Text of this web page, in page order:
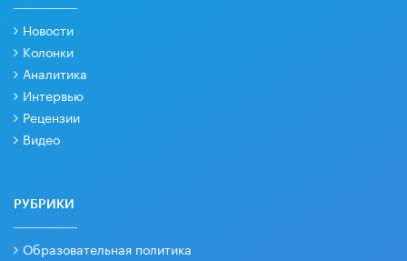
Новости
Колонки
Аналитика
Интервью
Рецензии
Видео
РУБРИКИ
Образовательная политика